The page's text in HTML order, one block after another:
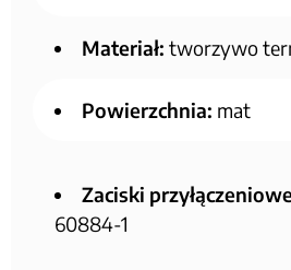
Materiał: tworzywo
Powierzchnia: mat
Zaciski
60884-1